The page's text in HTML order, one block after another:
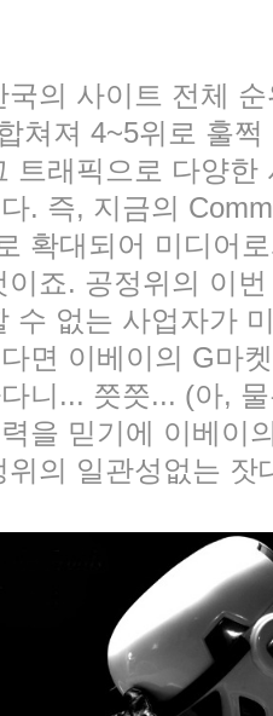
국의 사이트 전체
쳐져 4~5위로 훌
트래픽으로 다양
. 즉, 지금의
확대되어 미디어
죠. 공정위의 이
수 없는 사업자가
면 이베이의 G마
니... 쯧쯧... (아,
을 믿기에 이베이
위의 일관성없는 잣